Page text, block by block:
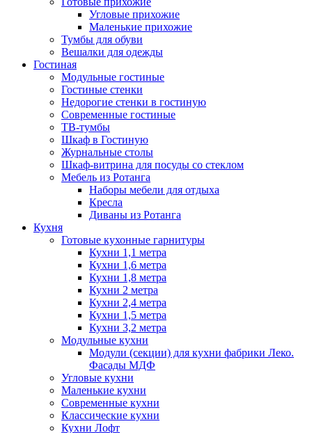
Угловые прихожие
Маленькие прихожие
Тумбы для обуви
Вешалки для одежды
Гостиная
Модульные гостиные
Гостиные стенки
Недорогие стенки в гостиную
Современные гостиные
ТВ-тумбы
Шкаф в Гостиную
Журнальные столы
Шкаф-витрина для посуды со стеклом
Мебель из Ротанга
Наборы мебели для отдыха
Кресла
Диваны из Ротанга
Кухня
Готовые кухонные гарнитуры
Кухни 1,1 метра
Кухни 1,6 метра
Кухни 1,8 метра
Кухни 2 метра
Кухни 2,4 метра
Кухни 1,5 метра
Кухни 3,2 метра
Модульные кухни
Модули (секции) для кухни фабрики Леко.
Фасады МДФ
Угловые кухни
Маленькие кухни
Современные кухни
Классические кухни
Кухни Лофт